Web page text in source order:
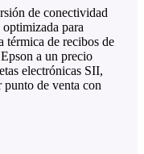
de conectividad
para
térmica de recibos de
a un precio
electrónicas SII,
punto de venta con